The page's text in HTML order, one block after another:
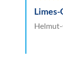
Limes-